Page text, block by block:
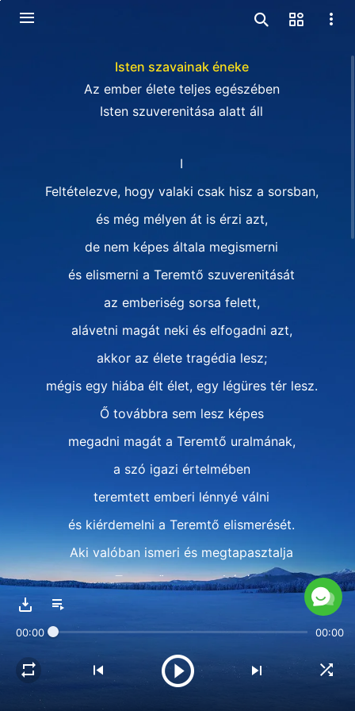
Isten szavainak éneke
Az ember élete teljes egészében
Isten szuverenitása alatt áll
I
Feltételezve, hogy valaki csak hisz a sorsban,
és még mélyen át is érzi azt,
de nem képes általa megismerni
és elismerni a Teremtő szuverenitását
az emberiség sorsa felett,
alávetni magát neki és elfogadni azt,
akkor az élete tragédia lesz;
mégis egy hiába élt élet, egy légüres tér lesz.
Ő továbbra sem lesz képes
megadni magát a Teremtő uralmának,
a szó igazi értelmében
teremtett emberi lénnyé válni
és kiérdemelni a Teremtő elismerését.
Aki valóban ismeri és megtapasztalja
a Teremtő szuverenitását,
nem pedig negatív vagy rezignált állapotban.
Miközben elismeri,
hogy minden dolog sorsszerű,
00:00 00:00